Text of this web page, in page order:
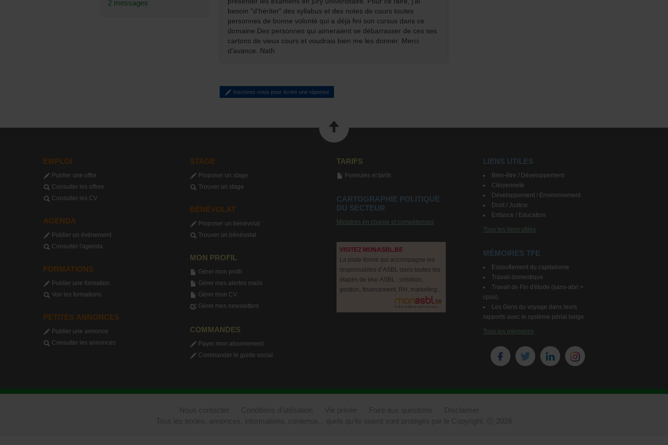
2 messages
besoin "d'hériter" des syllabus et des notes de cours toutes
personnes de bonne volonté qui a déjà fini son cursus dans ce
domaine.Des personnes qui aimeraient se débarrasser de ces ses
cartons de vieux cours et voudrais bien me les donner. Merci
d'avance. Nath
Inscrivez-vous pour écrire une réponse
EMPLOI
Publier une offre
Consulter les offres
Consulter les CV
AGENDA
Publier un événement
Consulter l'agenda
FORMATIONS
Publier une formation
Voir les formations
PETITES ANNONCES
Publier une annonce
Consulter les annonces
STAGE
Proposer un stage
Trouver un stage
BÉNÉVOLAT
Proposer un bénévolat
Trouver un bénévolat
MON PROFIL
Gérer mon profil
Gérer mes alertes mails
Gérer mon CV
Gérer mes newsletters
COMMANDES
Payer mon abonnement
Commander le guide social
TARIFS
Formules et tarifs
CARTOGRAPHIE POLITIQUE
DU SECTEUR
Ministres en charge et compétences
VISITEZ MONASBL.BE
La plate-forme qui accompagne les
responsables d’ASBL dans toutes les
étapes de leur ASBL : création,
gestion, financement, RH, marketing...
LIENS UTILES
Bien-être / Développement
Citoyenneté
Développement / Environnement
Droit / Justice
Enfance / Education
Tous les liens utiles
MÉMOIRES TFE
Essouflement du capitalisme
Travail domestique
Travail de Fin d'étude (sans-abri +
cpas)
Les Gens du voyage dans leurs
rapports avec le système pénal belge
Tous les mémoires